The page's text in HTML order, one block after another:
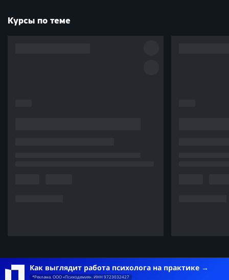
Курсы по теме
Как выглядит работа психолога на практике
*Реклама. ООО «Психодемия». ИНН 9723032427